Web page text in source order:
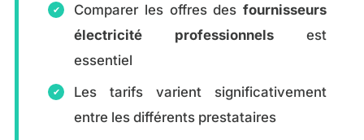
Comparer les offres des fournisseurs
électricité professionnels est
essentiel
Les tarifs varient significativement
entre les différents prestataires